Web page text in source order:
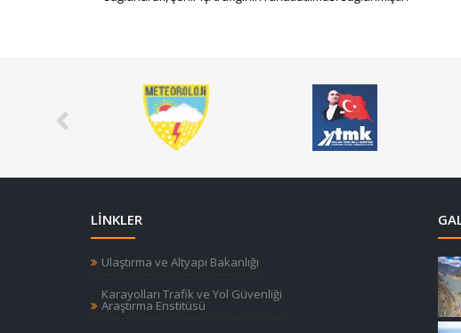
LİNKLER
Ulaştırma ve Altyapı Bakanlığı
Karayolları Trafik ve Yol Güvenliği
Araştırma Enstitüsü